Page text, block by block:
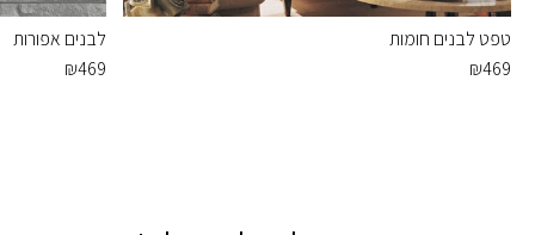
טפט לבנים חומות
₪469
לבנים אפורות
₪469